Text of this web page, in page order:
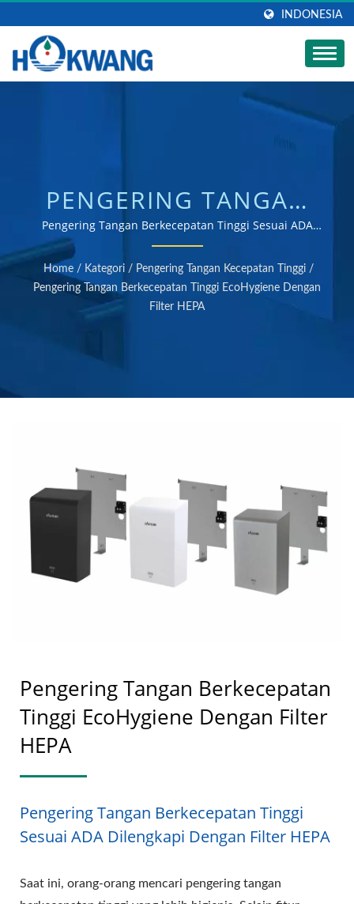
INDONESIA
PENGERING TANGAN
BERKECEPATAN TINGGI
ECOHYGIENE |
PRODUSEN DISPENSER
SABUN STAINLESS
STEEL | HOKWANG
Pengering Tangan Berkecepatan Tinggi Sesuai ADA
Dilengkapi Dengan Filter HEPA / Produsen pengering
tangan dan dispenser sabun bersertifikat ISO 9001 &
14001
Home / Kategori / Pengering Tangan Kecepatan Tinggi /
Pengering Tangan Berkecepatan Tinggi EcoHygiene Dengan
Filter HEPA
Pengering Tangan Berkecepatan
Tinggi EcoHygiene Dengan Filter
HEPA
Pengering Tangan Berkecepatan Tinggi
Sesuai ADA Dilengkapi Dengan Filter HEPA
Saat ini, orang-orang mencari pengering tangan